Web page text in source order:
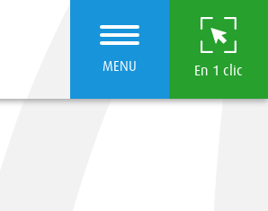
MENU En 1 clic